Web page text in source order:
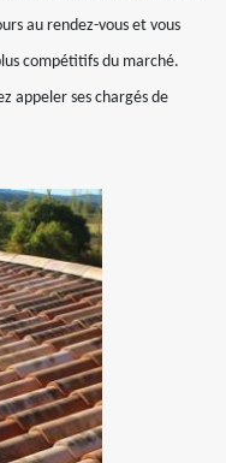
au rendez-vous et vous
compétitifs du marché.
appeler ses chargés de